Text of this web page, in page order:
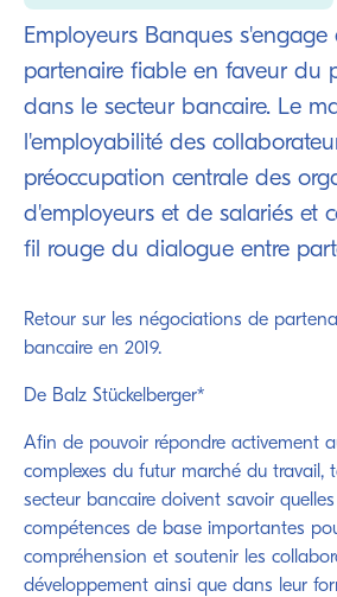
Employeurs Banques
partenaire fiable en faveur du
dans le secteur bancaire. Le
l'employabilité des
préoccupation centrale des
d'employeurs et de salariés et
fil rouge du dialogue entre
Retour sur les négociations de
bancaire en 2019.
De Balz Stückelberger*
Afin de pouvoir répondre activement
complexes du futur marché du travail,
secteur bancaire doivent savoir
compétences de base importantes
compréhension et soutenir les
développement ainsi que dans leur